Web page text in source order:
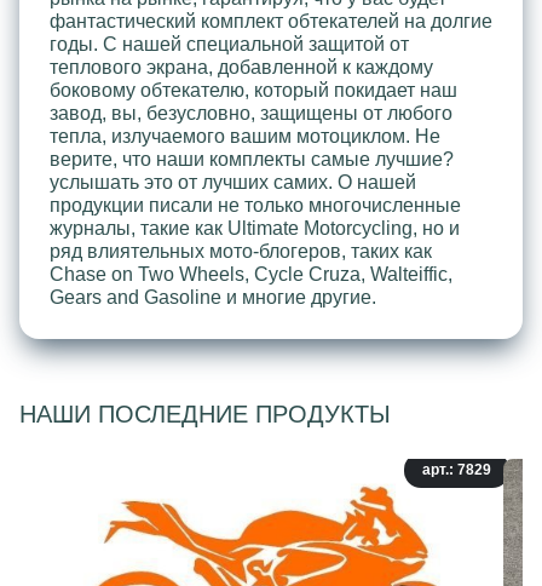
фантастический комплект обтекателей на долгие
годы. С нашей специальной защитой от
теплового экрана, добавленной к каждому
боковому обтекателю, который покидает наш
завод, вы, безусловно, защищены от любого
тепла, излучаемого вашим мотоциклом. Не
верите, что наши комплекты самые лучшие?
услышать это от лучших самих. О нашей
продукции писали не только многочисленные
журналы, такие как Ultimate Motorcycling, но и
ряд влиятельных мото-блогеров, таких как
Chase on Two Wheels, Cycle Cruza, Walteiffic,
Gears and Gasoline и многие другие.
НАШИ ПОСЛЕДНИЕ ПРОДУКТЫ
арт.: 7829